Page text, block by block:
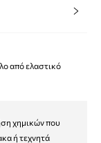
από ελαστικό
χημικών που
ή τεχνητά